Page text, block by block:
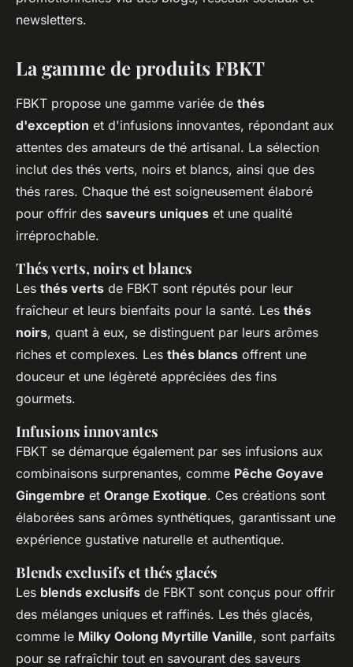
newsletters.
La gamme de produits FBKT
FBKT propose une gamme variée de thés
d'exception et d'infusions innovantes, répondant aux
attentes des amateurs de thé artisanal. La sélection
inclut des thés verts, noirs et blancs, ainsi que des
thés rares. Chaque thé est soigneusement élaboré
pour offrir des saveurs uniques et une qualité
irréprochable.
Thés verts, noirs et blancs
Les thés verts de FBKT sont réputés pour leur
fraîcheur et leurs bienfaits pour la santé. Les thés
noirs, quant à eux, se distinguent par leurs arômes
riches et complexes. Les thés blancs offrent une
douceur et une légèreté appréciées des fins
gourmets.
Infusions innovantes
FBKT se démarque également par ses infusions aux
combinaisons surprenantes, comme Pêche Goyave
Gingembre et Orange Exotique. Ces créations sont
élaborées sans arômes synthétiques, garantissant une
expérience gustative naturelle et authentique.
Blends exclusifs et thés glacés
Les blends exclusifs de FBKT sont conçus pour offrir
des mélanges uniques et raffinés. Les thés glacés,
comme le Milky Oolong Myrtille Vanille, sont parfaits
pour se rafraîchir tout en savourant des saveurs